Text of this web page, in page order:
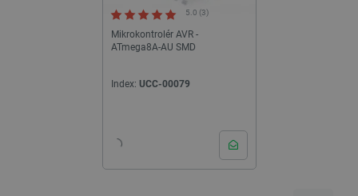
Mikrokontrolér AVR -
ATmega8A-AU SMD
5.0 (3)
Index: UCC-00079